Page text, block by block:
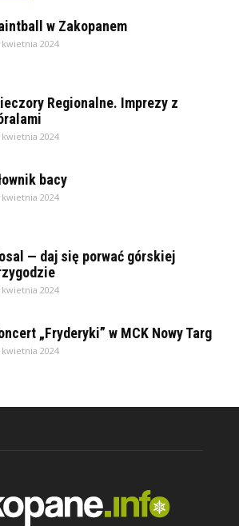
w Zakopanem
kwietnia 2024
Regionalne. Imprezy z
kwietnia 2024
bacy
kwietnia 2024
— daj się porwać górskiej
kwietnia 2024
„Fryderyki” w MCK Nowy Targ
kwietnia 2024